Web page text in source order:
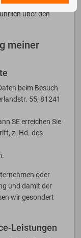
über den
meiner
beim Besuch
55, 81241
SE erreichen Sie
z. Hd. des
.
oder
und damit der
wir gesondert
Leistungen